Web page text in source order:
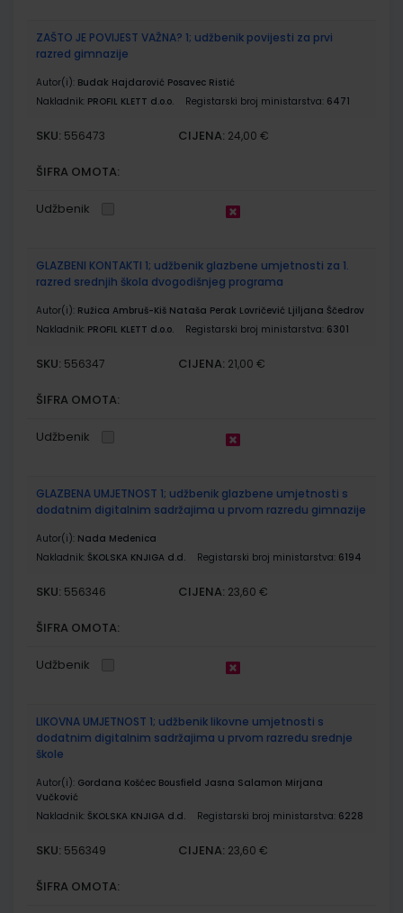
ZAŠTO JE POVIJEST VAŽNA? 1; udžbenik povijesti za prvi
razred gimnazije
Autor(i): Budak Hajdarović Posavec Ristić
Nakladnik: PROFIL KLETT d.o.o. Registarski broj ministarstva: 6471
SKU: 556473 CIJENA: 24,00 €
ŠIFRA OMOTA:
Udžbenik
GLAZBENI KONTAKTI 1; udžbenik glazbene umjetnosti za 1.
razred srednjih škola dvogodišnjeg programa
Autor(i): Ružica Ambruš-Kiš Nataša Perak Lovričević Ljiljana Ščedrov
Nakladnik: PROFIL KLETT d.o.o. Registarski broj ministarstva: 6301
SKU: 556347 CIJENA: 21,00 €
ŠIFRA OMOTA:
Udžbenik
GLAZBENA UMJETNOST 1; udžbenik glazbene umjetnosti s
dodatnim digitalnim sadržajima u prvom razredu gimnazije
Autor(i): Nada Medenica
Nakladnik: ŠKOLSKA KNJIGA d.d. Registarski broj ministarstva: 6194
SKU: 556346 CIJENA: 23,60 €
ŠIFRA OMOTA:
Udžbenik
LIKOVNA UMJETNOST 1; udžbenik likovne umjetnosti s
dodatnim digitalnim sadržajima u prvom razredu srednje
škole
Autor(i): Gordana Košćec Bousfield Jasna Salamon Mirjana
Vučković
Nakladnik: ŠKOLSKA KNJIGA d.d. Registarski broj ministarstva: 6228
SKU: 556349 CIJENA: 23,60 €
ŠIFRA OMOTA: